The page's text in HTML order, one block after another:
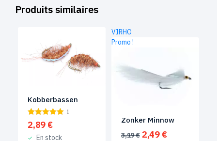
Produits similaires
Kobberbassen
1
2,89 €
En stock
VIRHO
Promo !
Zonker Minnow
3,19€ Le
2,49 €Le